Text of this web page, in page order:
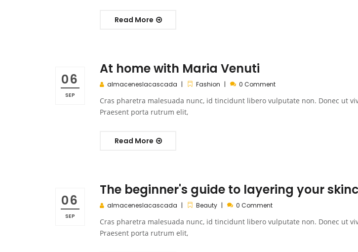
Read More
06
SEP
At home with Maria Venuti
almaceneslacascada Fashion 0 Comment
Cras pharetra malesuada nunc, id tincidunt libero vulputate non. Donec ut
Praesent porta rutrum elit,
Read More
06
SEP
The beginner's guide to layering your
almaceneslacascada Beauty 0 Comment
Cras pharetra malesuada nunc, id tincidunt libero vulputate non. Donec ut
Praesent porta rutrum elit,